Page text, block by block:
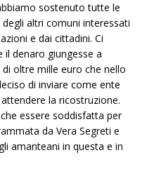
sostenuto tutte le
altri comuni interessati
e dai cittadini. Ci
denaro giungesse a
oltre mille euro che nello
di inviare come ente
la ricostruzione.
essere soddisfatta per
da Vera Segreti e
amanteani in questa e in